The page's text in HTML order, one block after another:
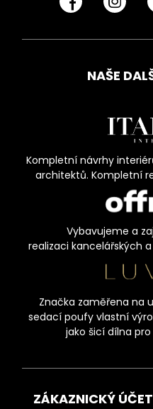
NAŠE
Kompletní návrhy
architektů. Kompletní
Vybavujeme a
realizaci kancelářských
Značka zaměřena na
sedací poufy vlastní
jako šicí dílna
ZÁKAZNICKÝ ÚČET